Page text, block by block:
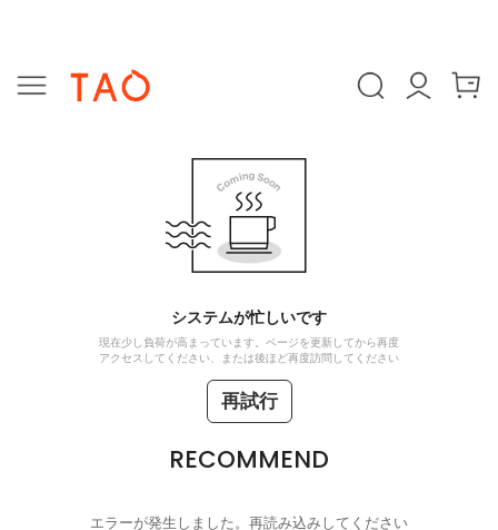
システムが忙しいです
現在少し負荷が高まっています。ページを更新してから再度
アクセスしてください、または後ほど再度訪問してください
再試行
RECOMMEND
エラーが発生しました。再読み込みしてください